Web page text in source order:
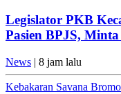
Legislator PKB
Pasien BPJS,
News | 8 jam lalu
Kebakaran Savana